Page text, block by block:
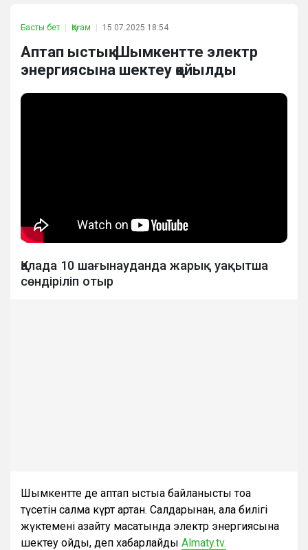
Басты бет Қоғам 15.07.2025 18:54
Аптап ыстық: Шымкентте электр
энергиясына шектеу қойылды
Қалада 10 шағынауданда жарық уақытша
сөндіріліп отыр
Шымкентте де аптап ыстыққа байланысты тоққа
түсетін салмақ күрт артқан. Салдарынан, қала билігі
жүктемені азайту мақсатында электр энергиясына
шектеу қойды, деп хабарлайды Almaty.tv.